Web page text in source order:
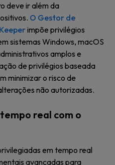
deve ir além da
O Gestor de
impõe privilégios
sistemas Windows, macOS
amplos e
de privilégios baseada
minimizar o risco de
não autorizadas.
real com o
em tempo real
avançadas para